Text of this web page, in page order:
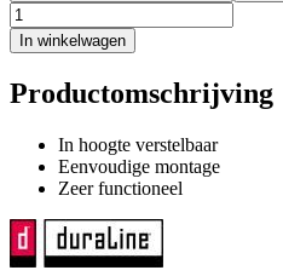
In winkelwagen
Productomschrijving
In hoogte verstelbaar
Eenvoudige montage
Zeer functioneel